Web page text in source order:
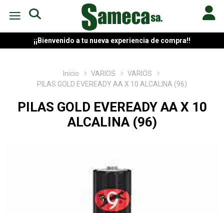
¡¡Bienvenido a tu nueva experiencia de compra!!
Inicio VARIOS
VARIOS
PILAS GOLD EVEREADY AA X 10 ALCALINA (96)
PILAS GOLD EVEREADY AA X 10
ALCALINA (96)